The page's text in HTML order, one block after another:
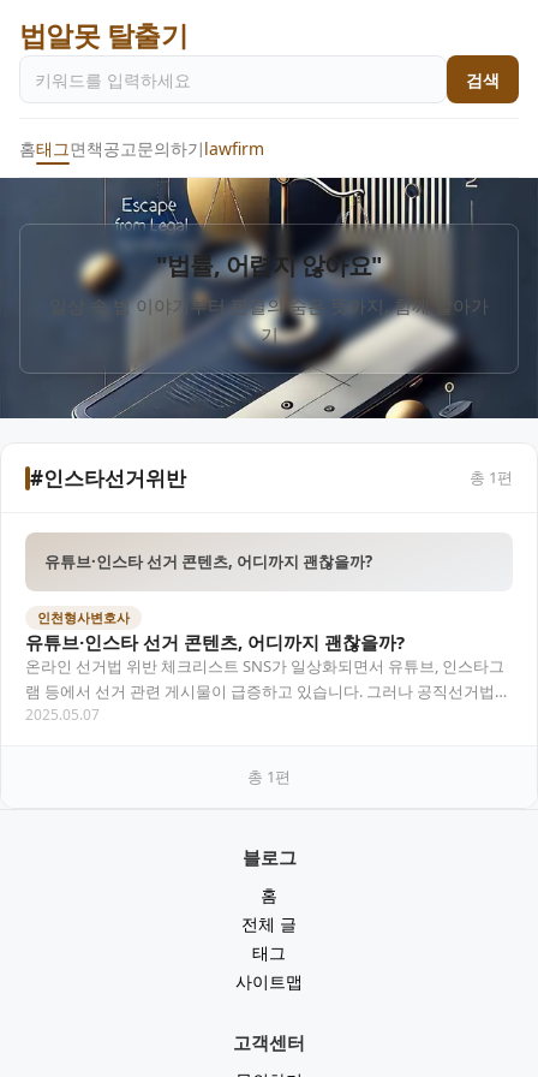
법알못 탈출기
검색
홈태그면책공고문의하기lawfirm
"법률, 어렵지 않아요"
일상 속 법 이야기부터 판결의 숨은 뜻까지, 함께 알아가
기
#인스타선거위반 총 1편
유튜브·인스타 선거 콘텐츠, 어디까지 괜찮을까?
인천형사변호사
유튜브·인스타 선거 콘텐츠, 어디까지 괜찮을까?
온라인 선거법 위반 체크리스트 SNS가 일상화되면서 유튜브, 인스타그
램 등에서 선거 관련 게시물이 급증하고 있습니다. 그러나 공직선거법은
온라인상 표현에도 동일하게 적용되며, 특정…
2025.05.07
총 1편
블로그
홈
전체 글
태그
사이트맵
고객센터